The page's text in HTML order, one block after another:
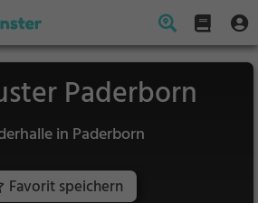
Paderborn
in Paderborn
Favorit speichern